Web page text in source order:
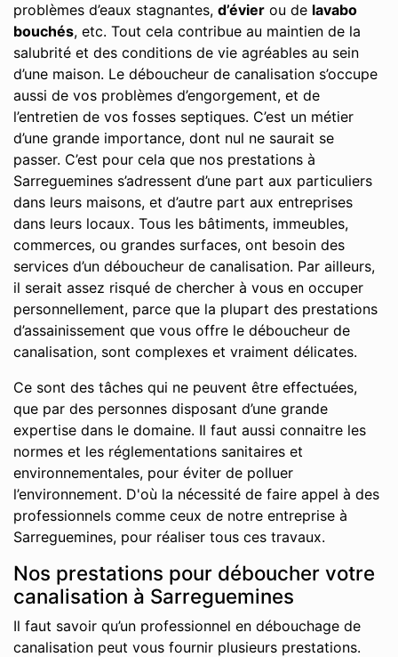
problèmes d’eaux stagnantes, d’évier ou de lavabo
bouchés, etc. Tout cela contribue au maintien de la
salubrité et des conditions de vie agréables au sein
d’une maison. Le déboucheur de canalisation s’occupe
aussi de vos problèmes d’engorgement, et de
l’entretien de vos fosses septiques. C’est un métier
d’une grande importance, dont nul ne saurait se
passer. C’est pour cela que nos prestations à
Sarreguemines s’adressent d’une part aux particuliers
dans leurs maisons, et d’autre part aux entreprises
dans leurs locaux. Tous les bâtiments, immeubles,
commerces, ou grandes surfaces, ont besoin des
services d’un déboucheur de canalisation. Par ailleurs,
il serait assez risqué de chercher à vous en occuper
personnellement, parce que la plupart des prestations
d’assainissement que vous offre le déboucheur de
canalisation, sont complexes et vraiment délicates.
Ce sont des tâches qui ne peuvent être effectuées,
que par des personnes disposant d’une grande
expertise dans le domaine. Il faut aussi connaitre les
normes et les réglementations sanitaires et
environnementales, pour éviter de polluer
l’environnement. D'où la nécessité de faire appel à des
professionnels comme ceux de notre entreprise à
Sarreguemines, pour réaliser tous ces travaux.
Nos prestations pour déboucher votre
canalisation à Sarreguemines
Il faut savoir qu’un professionnel en débouchage de
canalisation peut vous fournir plusieurs prestations.